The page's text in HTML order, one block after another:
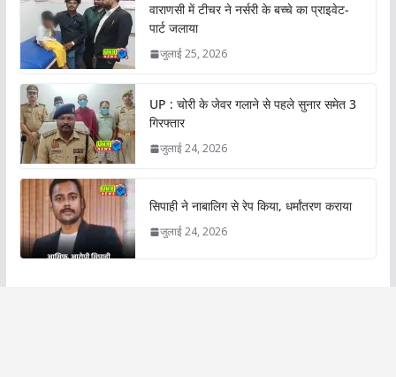
वाराणसी में टीचर ने नर्सरी के बच्चे का प्राइवेट-
पार्ट जलाया
जुलाई 25, 2026
UP : चोरी के जेवर गलाने से पहले सुनार समेत 3
गिरफ्तार
जुलाई 24, 2026
सिपाही ने नाबालिग से रेप किया, धर्मांतरण कराया
जुलाई 24, 2026